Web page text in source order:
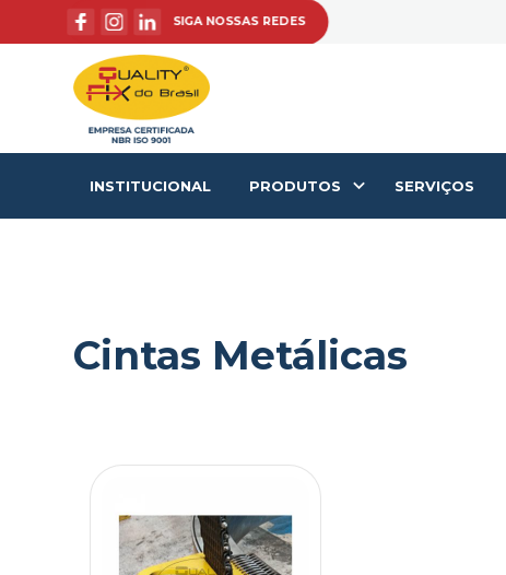
SIGA NOSSAS REDES
INSTITUCIONAL PRODUTOS SERVIÇOS
Cintas Metálicas